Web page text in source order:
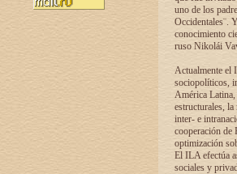
uno de los
Occidentales¨.
conocimiento
ruso Nikolái
Actualmente el
sociopolíticos,
América Latina,
estructurales,
inter- e
cooperación de
optimización
El ILA efectúa
sociales y